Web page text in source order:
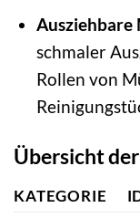
schmaler
Rollen von
Übersicht
KATEGORIE